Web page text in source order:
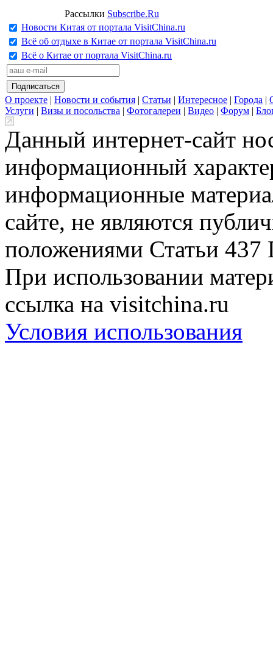
Рассылки Subscribe.Ru
Новости Китая от портала VisitChina.ru
Всё об отдыхе в Китае от портала VisitChina.ru
Всё о Китае от портала VisitChina.ru
О проекте | Новости и события | Статьи | Интересное | Города |
Услуги | Визы и посольства | Фотогалереи | Видео | Форум |
Данный интернет-сайт
информационный
информационные
сайте, не являются
положениями Статьи 437
При использовании
ссылка на visitchina.ru
Условия использования